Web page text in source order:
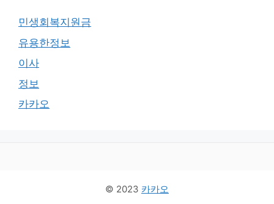
민생회복지원금
유용한정보
이사
정보
카카오
© 2023 카카오